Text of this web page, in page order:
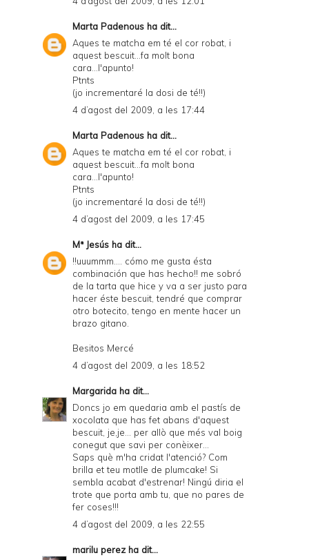
Marta Padenous ha dit...
Aques te matcha em té el cor robat, i
aquest bescuit...fa molt bona
cara...l'apunto!
Ptnts
(jo incrementaré la dosi de té!!)
4 d’agost del 2009, a les 17:44
Marta Padenous ha dit...
Aques te matcha em té el cor robat, i
aquest bescuit...fa molt bona
cara...l'apunto!
Ptnts
(jo incrementaré la dosi de té!!)
4 d’agost del 2009, a les 17:45
Mª Jesús ha dit...
!!uuummm.... cómo me gusta ésta
combinación que has hecho!! me sobró
de la tarta que hice y va a ser justo para
hacer éste bescuit, tendré que comprar
otro botecito, tengo en mente hacer un
brazo gitano.
Besitos Mercé
4 d’agost del 2009, a les 18:52
Margarida ha dit...
Doncs jo em quedaria amb el pastís de
xocolata que has fet abans d'aquest
bescuit, je,je... per allò que més val boig
conegut que savi per conèixer...
Saps què m'ha cridat l'atenció? Com
brilla et teu motlle de plumcake! Si
sembla acabat d'estrenar! Ningú diria el
trote que porta amb tu, que no pares de
fer coses!!!
4 d’agost del 2009, a les 22:55
marilu perez ha dit...